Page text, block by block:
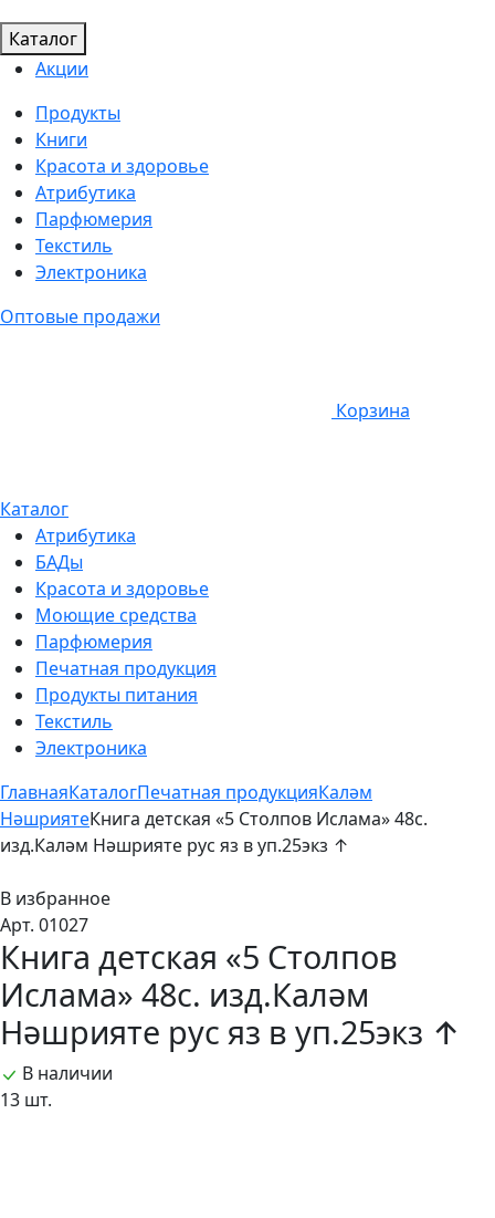
Каталог
Акции
Продукты
Книги
Красота и здоровье
Атрибутика
Парфюмерия
Текстиль
Электроника
Оптовые продажи
Корзина
Каталог
Атрибутика
БАДы
Красота и здоровье
Моющие средства
Парфюмерия
Печатная продукция
Продукты питания
Текстиль
Электроника
ГлавнаяКаталогПечатная продукцияКаләм
НәшриятеКнига детская «5 Столпов Ислама» 48с.
изд.Каләм Нәшрияте рус яз в уп.25экз ↑
В избранное
Арт. 01027
Книга детская «5 Столпов
Ислама» 48с. изд.Каләм
Нәшрияте рус яз в уп.25экз ↑
В наличии
13 шт.